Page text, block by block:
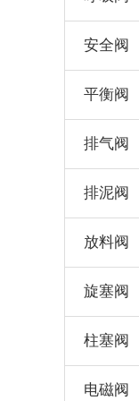
安全阀
平衡阀
排气阀
排泥阀
放料阀
旋塞阀
柱塞阀
电磁阀